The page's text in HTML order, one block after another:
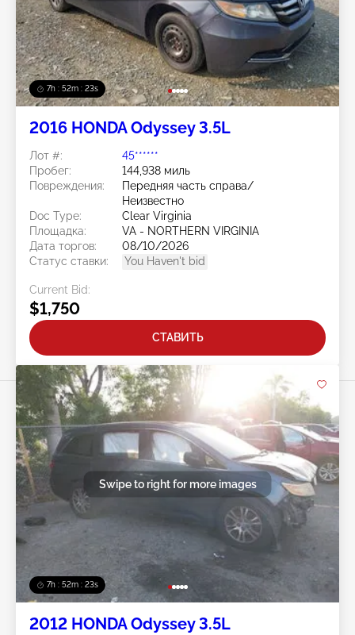
7h : 52m : 20s
2016 HONDA Odyssey 3.5L
Лот #:
45******
Пробег:
144,938 миль
Повреждения:
Передняя часть справа/
Неизвестно
Doc Type:
Clear Virginia
Площадка:
VA - NORTHERN VIRGINIA
Дата торгов:
08/10/2026
Статус ставки:
You Haven't bid
Current Bid:
$1,750
СТАВИТЬ
7h : 52m : 20s
Swipe to right for more images
2012 HONDA Odyssey 3.5L